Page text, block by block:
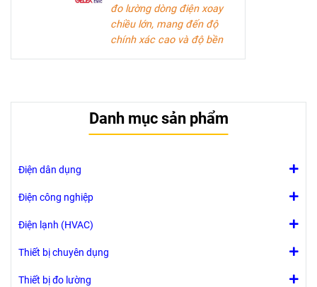
đo lường dòng điện xoay
chiều lớn, mang đến độ
chính xác cao và độ bền
ngành công nghiệp điện.
Tài liệu kỹ thuật
Danh mục sản phẩm
Điện dân dụng
Điện công nghiệp
Điện lạnh (HVAC)
Thiết bị chuyên dụng
Thiết bị đo lường